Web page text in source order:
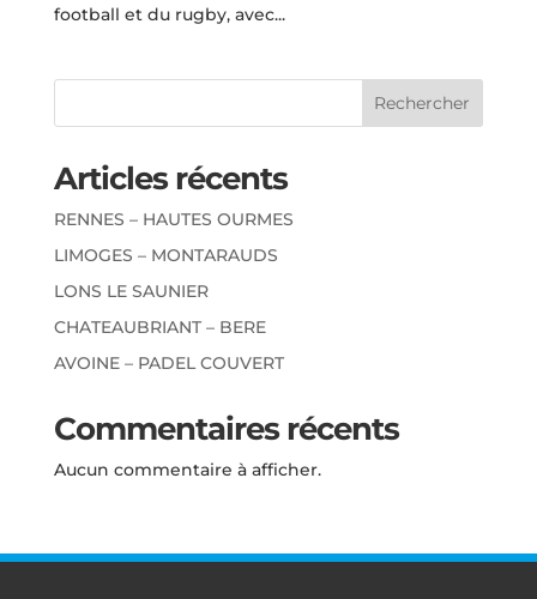
football et du rugby, avec...
Rechercher
Articles récents
RENNES – HAUTES OURMES
LIMOGES – MONTARAUDS
LONS LE SAUNIER
CHATEAUBRIANT – BERE
AVOINE – PADEL COUVERT
Commentaires récents
Aucun commentaire à afficher.